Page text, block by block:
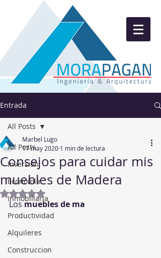
Entrada
All Posts
Inversion
Economía
Inmobiliaria
Productividad
Alquileres
Construccion
All Posts
Consejos para cuidar mis
muebles de Madera
Marbel Lugo
17 may 2020 1 min de lectura
Obtuvo NaN de 5 estrellas.
Los muebles de ma